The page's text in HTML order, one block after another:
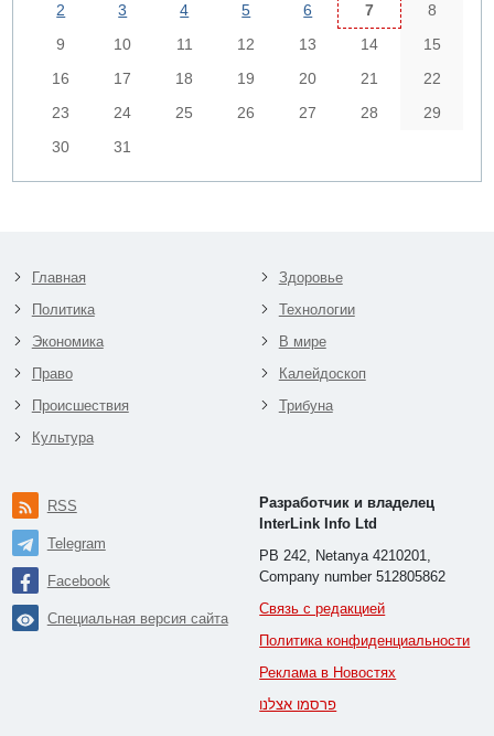
2
3 4 5 6 7
8
9
10 11 12 13 14
15
16
17 18 19 20 21
22
23
24 25 26 27 28
29
30
31
Главная
Политика
Экономика
Право
Происшествия
Культура
Здоровье
Технологии
В мире
Калейдоскоп
Трибуна
RSS
Telegram
Facebook
Специальная версия сайта
Разработчик и владелец
InterLink Info Ltd
PB 242, Netanya 4210201,
Company number 512805862
Связь с редакцией
Политика конфиденциальности
Реклама в Новостях
פרסמו אצלנו